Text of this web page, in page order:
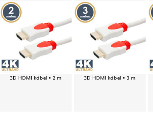
3D HDMI kábel • 2 m 3D HDMI kábel • 3 m